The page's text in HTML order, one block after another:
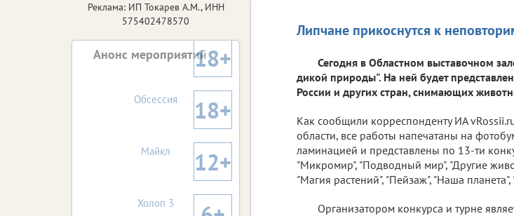
Липчане прикоснутся к
Сегодня в Областном выставочном
дикой природы". На ней будет
России и других стран, снимающих
Как сообщили корреспонденту ИА
области, все работы напечатаны на
ламинацией и представлены по 13-ти
"Микромир", "Подводный мир", "Другие
"Магия растений", "Пейзаж", "Наша
Организатором конкурса и турне
Реклама: ИП Токарев А.М., ИНН
575402478570
Анонс мероприятий18+
Обсессия 18+
Майкл 12+
Холоп 3